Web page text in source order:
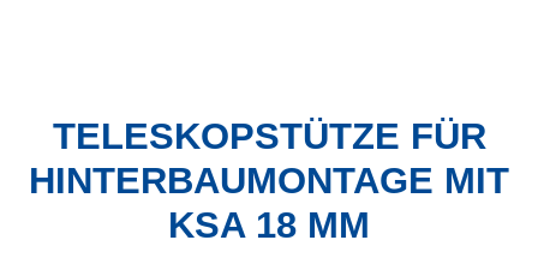
TELESKOPSTÜTZE FÜR
HINTERBAUMONTAGE MIT
KSA 18 MM